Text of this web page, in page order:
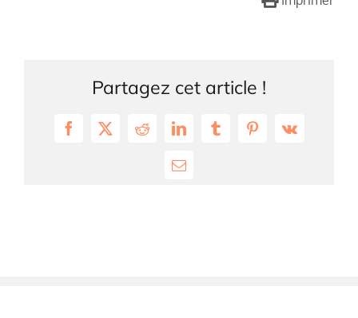
Partagez cet article !
Facebook
X RedditLinkedInTumblrPinterest
Vk
Email